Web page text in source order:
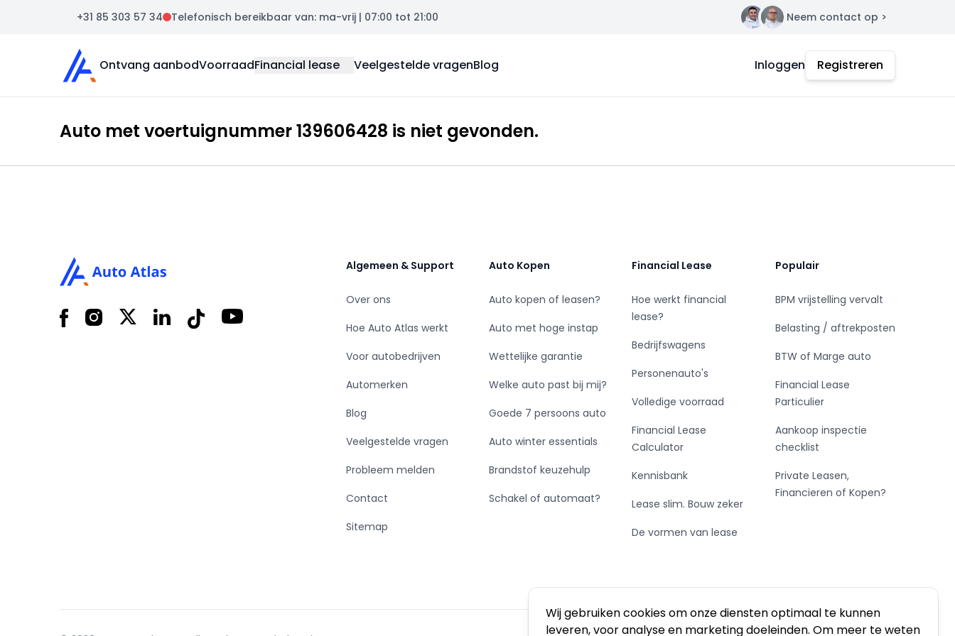
Wij gebruiken cookies om onze diensten optimaal te kunnen
leveren, voor analyse en marketing doeleinden. Om meer te weten
+31 85 303 57 34 Telefonisch bereikbaar van: ma-vrij | 07:00 tot 21:00 Contact Neem contact op >
Auto Atlas
Ontvang aanbodVoorraadFinancial lease Veelgestelde vragenBlog Inloggen Registreren
Auto met voertuignummer 139606428 is niet gevonden.
FacebookInstagram
X LinkedInTiktok YouTube
Algemeen & Support
Over ons
Hoe Auto Atlas werkt
Voor autobedrijven
Automerken
Blog
Veelgestelde vragen
Probleem melden
Contact
Sitemap
Auto Kopen
Auto kopen of leasen?
Auto met hoge instap
Wettelijke garantie
Welke auto past bij mij?
Goede 7 persoons auto
Auto winter essentials
Brandstof keuzehulp
Schakel of automaat?
Financial Lease
Hoe werkt financial
lease?
Bedrijfswagens
Personenauto's
Volledige voorraad
Financial Lease
Calculator
Kennisbank
Lease slim. Bouw zeker
De vormen van lease
Populair
BPM vrijstelling vervalt
Belasting / aftrekposten
BTW of Marge auto
Financial Lease
Particulier
Aankoop inspectie
checklist
Private Leasen,
Financieren of Kopen?